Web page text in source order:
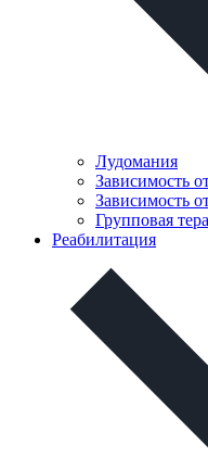
Лудомания
Зависимость
Зависимость
Групповая
Реабилитация